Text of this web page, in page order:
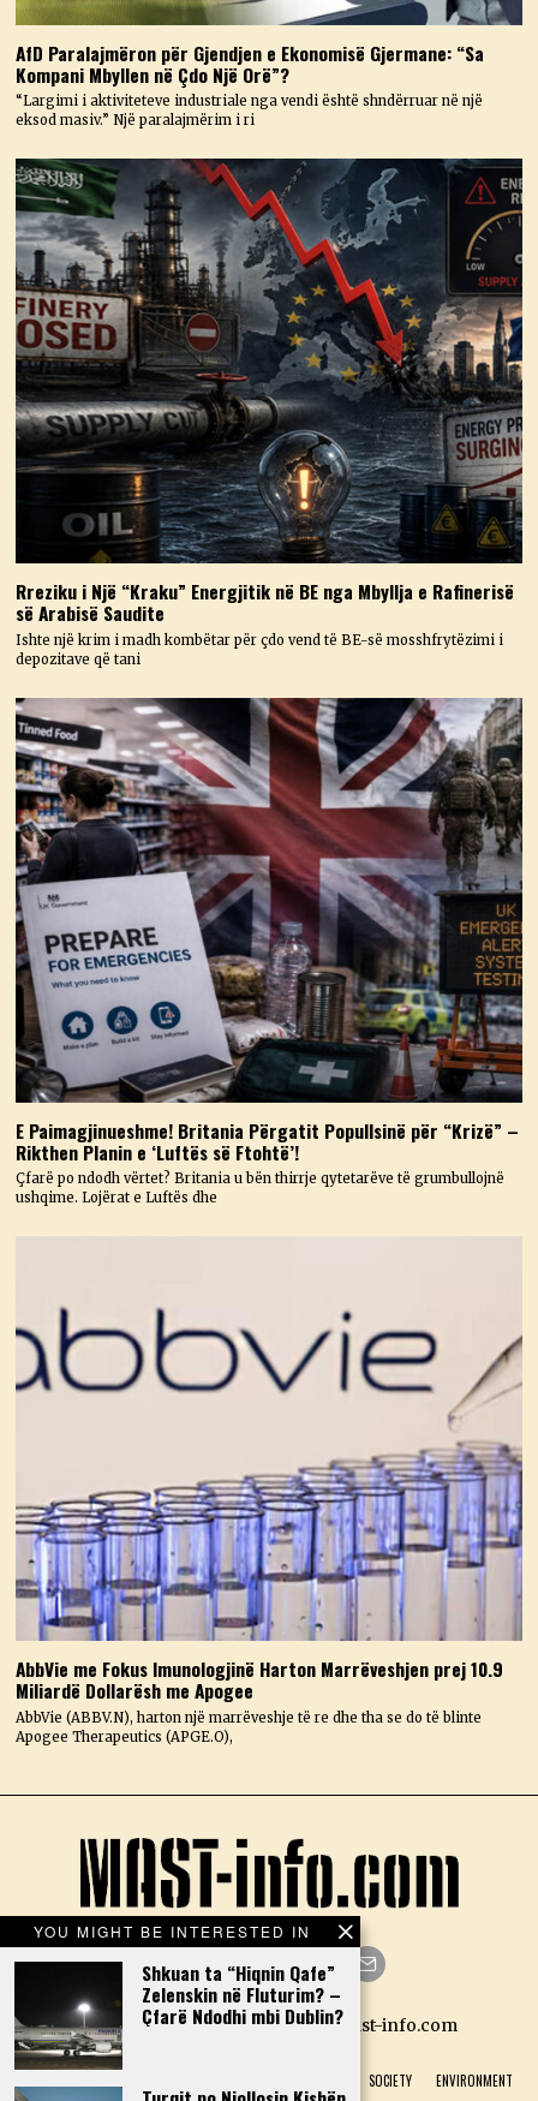
AfD Paralajmëron për Gjendjen e Ekonomisë Gjermane: “Sa
Kompani Mbyllen në Çdo Një Orë”?
“Largimi i aktiviteteve industriale nga vendi është shndërruar në një
eksod masiv.” Një paralajmërim i ri
Rreziku i Një “Kraku” Energjitik në BE nga Mbyllja e Rafinerisë
së Arabisë Saudite
Ishte një krim i madh kombëtar për çdo vend të BE-së mosshfrytëzimi i
depozitave që tani
E Paimagjinueshme! Britania Përgatit Popullsinë për “Krizë” –
Rikthen Planin e ‘Luftës së Ftohtë’!
Çfarë po ndodh vërtet? Britania u bën thirrje qytetarëve të grumbullojnë
ushqime. Lojërat e Luftës dhe
AbbVie me Fokus Imunologjinë Harton Marrëveshjen prej 10.9
Miliardë Dollarësh me Apogee
AbbVie (ABBV.N), harton një marrëveshje të re dhe tha se do të blinte
Apogee Therapeutics (APGE.O),
YOU MIGHT BE INTERESTED IN
Shkuan ta “Hiqnin Qafe”
Zelenskin në Fluturim? –
Çfarë Ndodhi mbi Dublin?
Facebook
TwitterInstagram
LinkedInYouTube
Designed by N.D. — Copyright Mast-info.com
SOCIETY
ENVIRONMENT